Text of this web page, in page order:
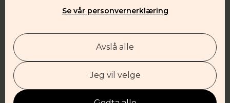
Se vår personvernerklæring
Avslå alle
Jeg vil velge
post@evangeliesenteret.no
21 00 49 00
Org.nr.: 951 675 318
Sponsor